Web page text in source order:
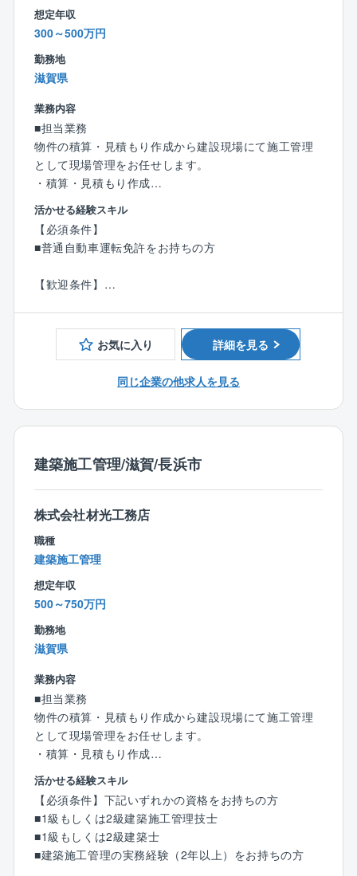
想定年収
300～500万円
勤務地
滋賀県
業務内容
■担当業務
物件の積算・見積もり作成から建設現場にて施工管理
として現場管理をお任せします。
・積算・見積もり作成
・下請の手配
・資材の発注
・施工図の作成
・現場管理（工程・品質・安全・コスト）
※さまざまなことを段取りする力が求められます。ま
た、職人さんたちと、上手に交渉できるコミュニケー
ション能力や、
予算の全体を考えながらお客様の要望に沿えるようト
など
【担当エリア】各現場は滋賀県内
【担当件数】原則1現場体制のため、平行で複数現場を
担当することはありません。
現場の規模や工期により担当人数は変化
します。
【出張】なし
【夜間作業】場合によってはあり
【直行直帰】現場によってはあり
■配属先の組織構成
現在20代～60歳まで幅広いメンバーが30名ほど（有資
格者）在籍しており、40代後半のメンバーが多いで
す。
中途入社者も多数おり、和気あいあいとした雰囲気が
あります。
入社後はサブとして現場をいくつか経験いただき、同
社の業務のやり方を覚えていただきます。
また、工事に関して必要な講習は随時行っています。
■特徴・魅力
活かせる経験スキル
【必須条件】
■普通自動車運転免許をお持ちの方
【歓迎条件】
お気に入り
詳細を見る
同じ企業の他求人を見る
建築施工管理/滋賀/長浜市
株式会社材光工務店
職種
建築施工管理
想定年収
500～750万円
勤務地
滋賀県
業務内容
■担当業務
物件の積算・見積もり作成から建設現場にて施工管理
として現場管理をお任せします。
・積算・見積もり作成
・下請の手配
・資材の発注
・施工図の作成
・現場管理（工程・品質・安全・コスト）
※さまざまなことを段取りする力が求められます。ま
活かせる経験スキル
【必須条件】下記いずれかの資格をお持ちの方
■1級もしくは2級建築施工管理技士
■1級もしくは2級建築士
■建築施工管理の実務経験（2年以上）をお持ちの方